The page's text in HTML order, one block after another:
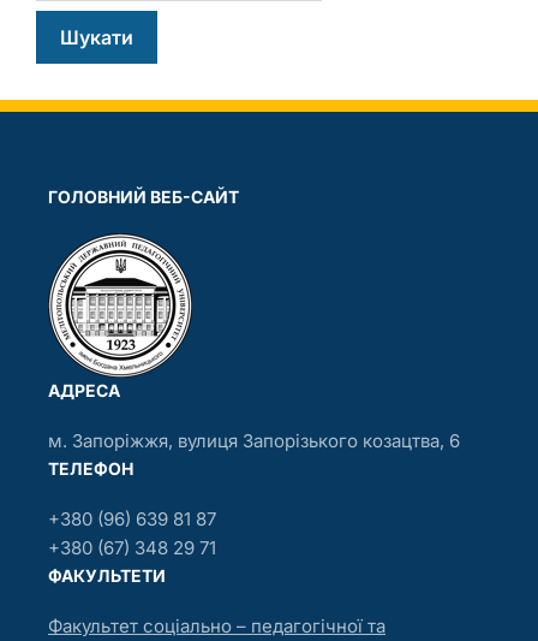
ГОЛОВНИЙ ВЕБ-САЙТ
АДРЕСА
м. Запоріжжя, вулиця Запорізького козацтва, 6
ТЕЛЕФОН
+380 (96) 639 81 87
+380 (67) 348 29 71
ФАКУЛЬТЕТИ
Факультет соціально – педагогічної та